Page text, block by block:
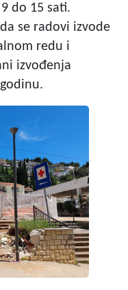
do 15 sati.
se radovi izvode
redu i
izvođenja